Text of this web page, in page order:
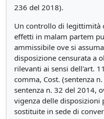
236 del 2018).
Un controllo di legittimità
effetti in malam partem
ammissibile ove si
disposizione censurata a
rilevanti ai sensi dell'art.
comma, Cost. (sentenza
sentenza n. 32 del 2014,
vigenza delle
sostituite in sede di